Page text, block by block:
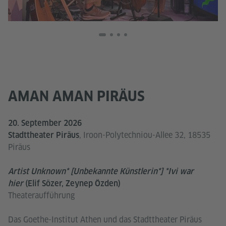
AMAN AMAN PIRÄUS
20. September 2026
Stadttheater Piräus, Iroon-Polytechniou-Allee 32, 18535
Piräus
Artist Unknown* [Unbekannte Künstlerin*] *Ivi war
hier(Elif Sözer, Zeynep Özden)
Theateraufführung
Das Goethe-Institut Athen und das Stadttheater Piräus